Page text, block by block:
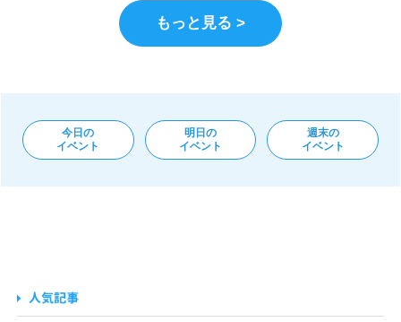
もっと見る >
今日の
イベント
明日の
イベント
週末の
イベント